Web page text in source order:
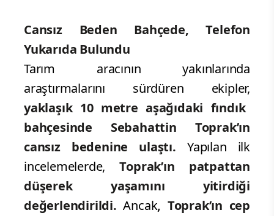
Cansız Beden Bahçede, Telefon
Yukarıda Bulundu
Tarım aracının yakınlarında
araştırmalarını sürdüren ekipler,
yaklaşık 10 metre aşağıdaki fındık
bahçesinde Sebahattin Toprak’ın
cansız bedenine ulaştı. Yapılan ilk
incelemelerde,Toprak’ın patpattan
düşerek yaşamını yitirdiği
değerlendirildi. Ancak, Toprak’ın cep